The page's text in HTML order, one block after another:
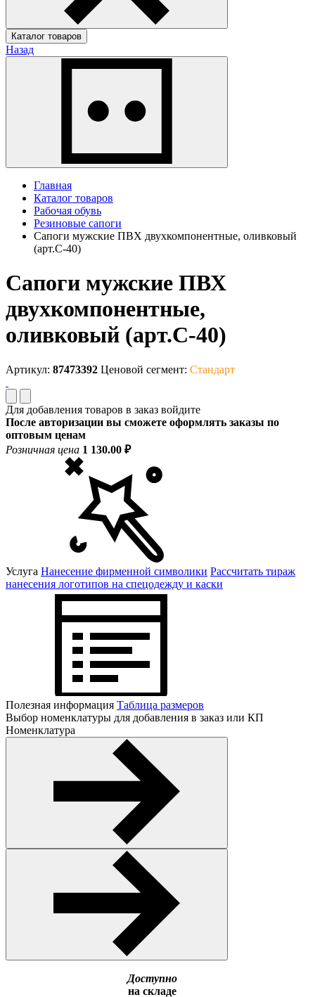
Каталог товаров
Назад
Главная
Каталог товаров
Рабочая обувь
Резиновые сапоги
Сапоги мужские ПВХ двухкомпонентные, оливковый
(арт.С-40)
Сапоги мужские ПВХ
двухкомпонентные,
оливковый (арт.С-40)
Артикул: 87473392 Ценовой сегмент: Стандарт
Для добавления товаров в заказ войдите
После авторизации вы сможете оформлять заказы по
оптовым ценам
Розничная цена 1 130.00 ₽
Услуга Нанесение фирменной символики Рассчитать тираж
нанесения логотипов на спецодежду и каски
Полезная информация Таблица размеров
Выбор номенклатуры для добавления в заказ или КП
Номенклатура
Доступно
на складе